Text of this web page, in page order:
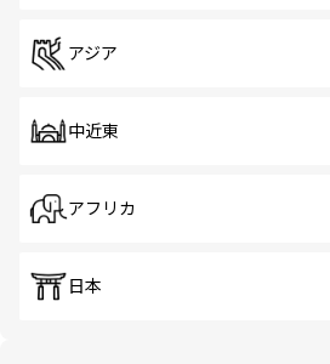
アジア
中近東
アフリカ
日本